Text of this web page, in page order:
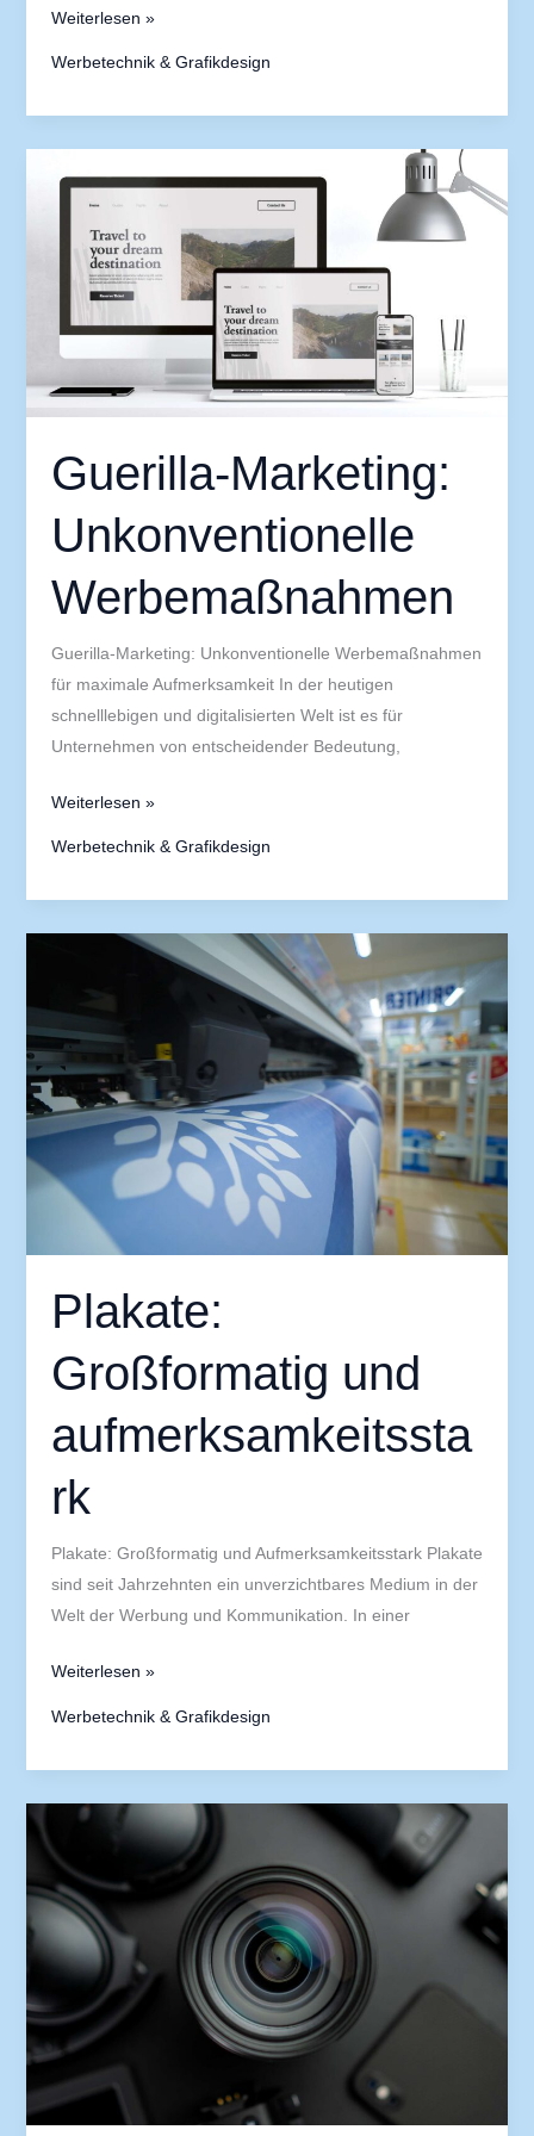
Weiterlesen »
Werbetechnik & Grafikdesign
Guerilla-Marketing:
Unkonventionelle
Werbemaßnahmen
Guerilla-Marketing: Unkonventionelle Werbemaßnahmen
für maximale Aufmerksamkeit In der heutigen
schnelllebigen und digitalisierten Welt ist es für
Unternehmen von entscheidender Bedeutung,
Marketing:
Unkonventionelle
Werbemaßnahmen
Weiterlesen »
Werbetechnik & Grafikdesign
Plakate:
Großformatig und
aufmerksamkeitssta
rk
Plakate: Großformatig und Aufmerksamkeitsstark Plakate
sind seit Jahrzehnten ein unverzichtbares Medium in der
Welt der Werbung und Kommunikation. In einer
und
aufmerksamkeitsstark
Weiterlesen »
Werbetechnik & Grafikdesign
Portraitfotografie:
Menschen
ins
rechte
Licht
rücken